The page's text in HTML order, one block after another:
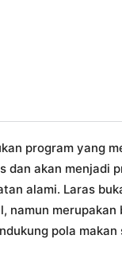
program yang
dan akan menjadi
alami. Laras
namun merupakan
pola makan